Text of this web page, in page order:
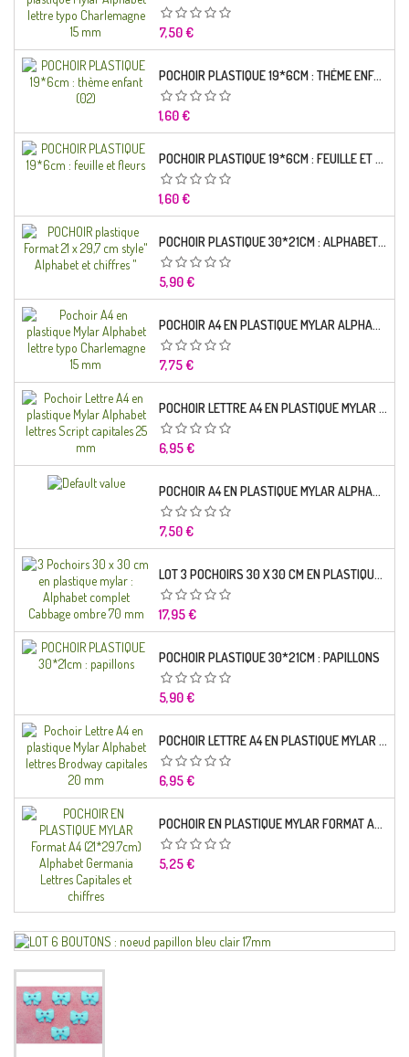
Prix
7,50 €
POCHOIR PLASTIQUE 19*6CM : THÈME ENFANT (02)
Prix
1,60 €
POCHOIR PLASTIQUE 19*6CM : FEUILLE ET FLEURS
Prix
1,60 €
POCHOIR PLASTIQUE 30*21CM : ALPHABET (02)
Prix
5,90 €
POCHOIR A4 EN PLASTIQUE MYLAR ALPHABET LETTRE TYPO RAVIE 30 MM
Prix
7,75 €
POCHOIR LETTRE A4 EN PLASTIQUE MYLAR ALPHABET LETTRES SCRIPT CAPITALES 25 MM
Prix
6,95 €
POCHOIR A4 EN PLASTIQUE MYLAR ALPHABET LETTRE TYPO SCIENCE 35 MM
Prix
7,50 €
LOT 3 POCHOIRS 30 X 30 CM EN PLASTIQUE MYLAR : ALPHABET COMPLET CABBAGE OMBRE 70 MM
Prix
17,95 €
POCHOIR PLASTIQUE 30*21CM : PAPILLONS
Prix
5,90 €
POCHOIR LETTRE A4 EN PLASTIQUE MYLAR ALPHABET LETTRES BRODWAY CAPITALES 20 MM
Prix
6,95 €
POCHOIR EN PLASTIQUE MYLAR FORMAT A4 (21*29.7CM) ALPHABET GERMANICA LETTRES CAPITALES ET CHIFFRES
Prix
5,25 €